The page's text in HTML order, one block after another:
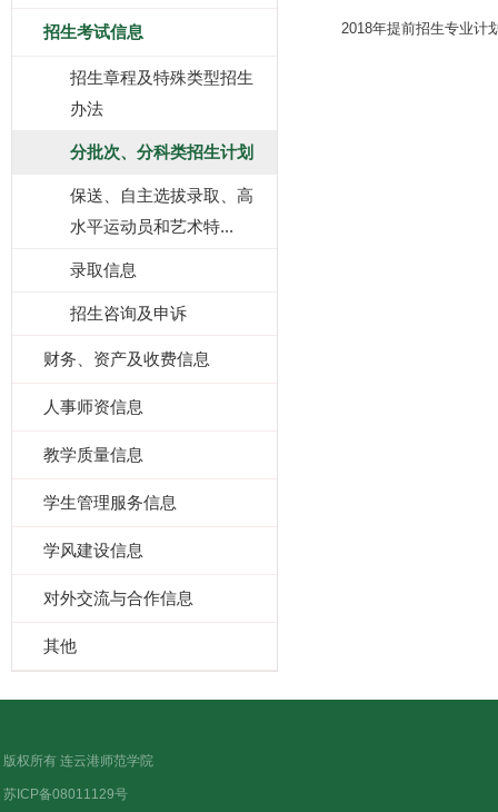
招生考试信息
招生章程及特殊类型招生
办法
分批次、分科类招生计划
保送、自主选拔录取、高
水平运动员和艺术特...
录取信息
招生咨询及申诉
财务、资产及收费信息
人事师资信息
教学质量信息
学生管理服务信息
学风建设信息
对外交流与合作信息
其他
2018年提前招生专业计
版权所有 连云港师范学院
苏ICP备08011129号